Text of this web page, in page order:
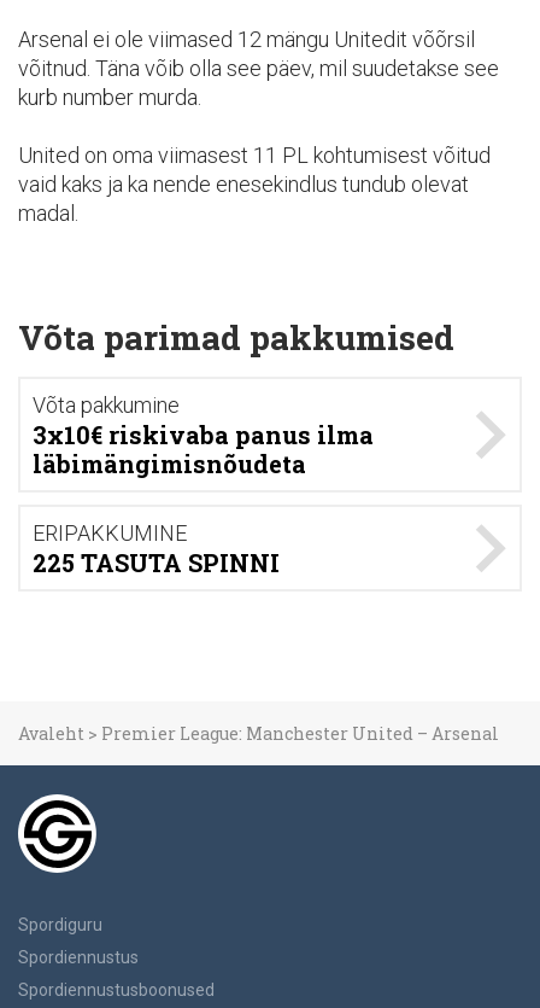
Arsenal ei ole viimased 12 mängu Unitedit võõrsil
võitnud. Täna võib olla see päev, mil suudetakse see
kurb number murda.
United on oma viimasest 11 PL kohtumisest võitud
vaid kaks ja ka nende enesekindlus tundub olevat
madal.
Võta parimad pakkumised
Võta pakkumine
3x10€ riskivaba panus ilma
läbimängimisnõudeta
ERIPAKKUMINE
225 TASUTA SPINNI
Avaleht > Premier League: Manchester United – Arsenal
Spordiguru
Spordiennustus
Spordiennustusboonused